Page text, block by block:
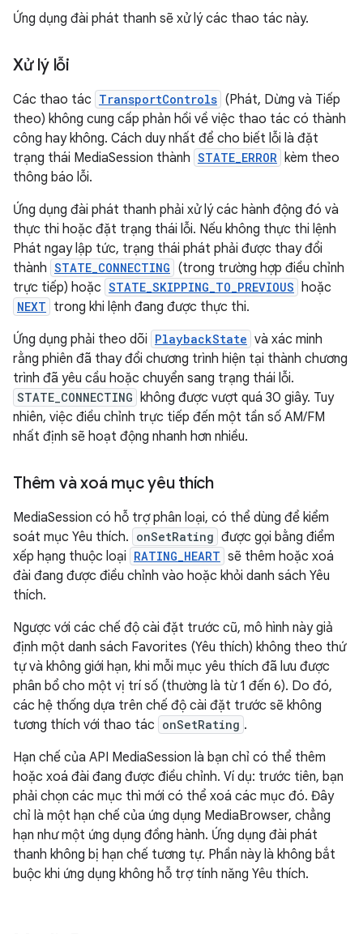
Ứng dụng đài phát thanh sẽ xử lý các thao tác này.
Xử lý lỗi
Các thao tác TransportControls (Phát, Dừng và Tiếp
theo) không cung cấp phản hồi về việc thao tác có thành
công hay không. Cách duy nhất để cho biết lỗi là đặt
trạng thái MediaSession thành STATE_ERROR kèm theo
thông báo lỗi.
Ứng dụng đài phát thanh phải xử lý các hành động đó và
thực thi hoặc đặt trạng thái lỗi. Nếu không thực thi lệnh
Phát ngay lập tức, trạng thái phát phải được thay đổi
thành STATE_CONNECTING (trong trường hợp điều chỉnh
trực tiếp) hoặc STATE_SKIPPING_TO_PREVIOUS hoặc
NEXT trong khi lệnh đang được thực thi.
Ứng dụng phải theo dõi PlaybackState và xác minh
rằng phiên đã thay đổi chương trình hiện tại thành chương
trình đã yêu cầu hoặc chuyển sang trạng thái lỗi.
STATE_CONNECTING không được vượt quá 30 giây. Tuy
nhiên, việc điều chỉnh trực tiếp đến một tần số AM/FM
nhất định sẽ hoạt động nhanh hơn nhiều.
Thêm và xoá mục yêu thích
MediaSession có hỗ trợ phân loại, có thể dùng để kiểm
soát mục Yêu thích. onSetRating được gọi bằng điểm
xếp hạng thuộc loại RATING_HEART sẽ thêm hoặc xoá
đài đang được điều chỉnh vào hoặc khỏi danh sách Yêu
thích.
Ngược với các chế độ cài đặt trước cũ, mô hình này giả
định một danh sách Favorites (Yêu thích) không theo thứ
tự và không giới hạn, khi mỗi mục yêu thích đã lưu được
phân bổ cho một vị trí số (thường là từ 1 đến 6). Do đó,
các hệ thống dựa trên chế độ cài đặt trước sẽ không
tương thích với thao tác onSetRating .
Hạn chế của API MediaSession là bạn chỉ có thể thêm
hoặc xoá đài đang được điều chỉnh. Ví dụ: trước tiên, bạn
phải chọn các mục thì mới có thể xoá các mục đó. Đây
chỉ là một hạn chế của ứng dụng MediaBrowser, chẳng
hạn như một ứng dụng đồng hành. Ứng dụng đài phát
thanh không bị hạn chế tương tự. Phần này là không bắt
buộc khi ứng dụng không hỗ trợ tính năng Yêu thích.